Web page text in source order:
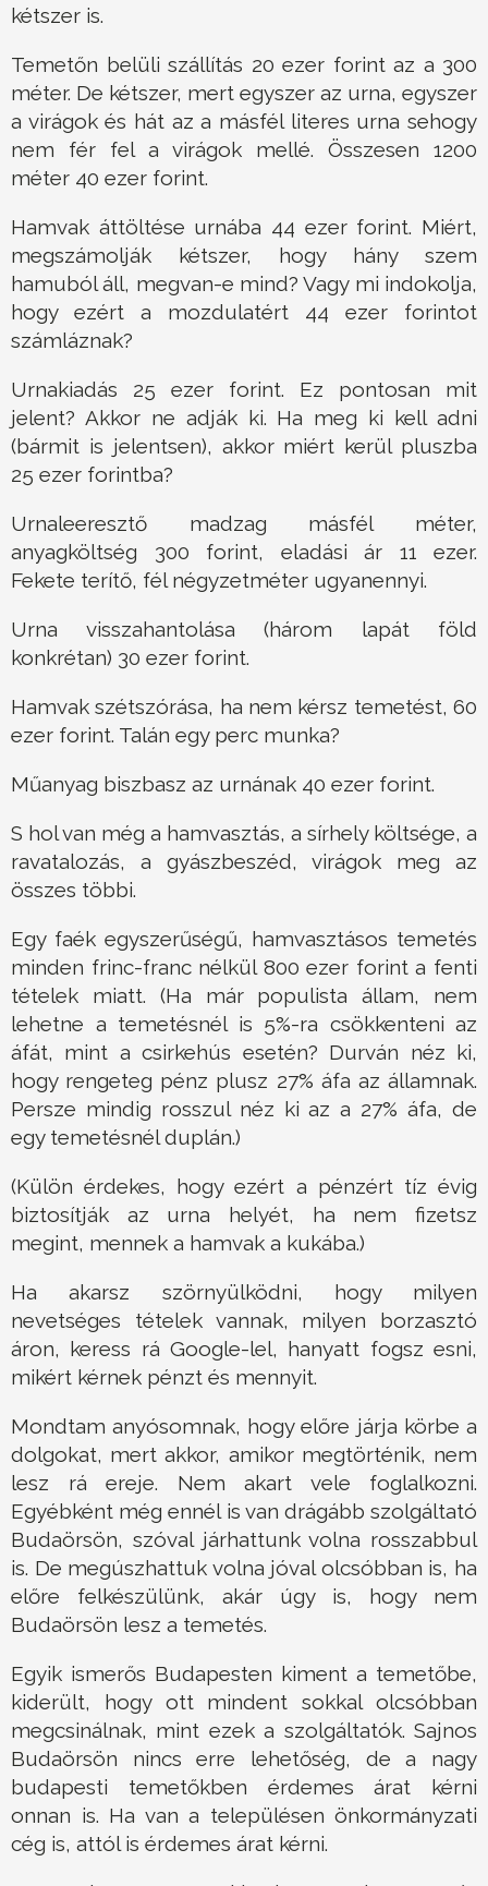
kétszer is.
Temetőn belüli szállítás 20 ezer forint az a 300
méter. De kétszer, mert egyszer az urna, egyszer
a virágok és hát az a másfél literes urna sehogy
nem fér fel a virágok mellé. Összesen 1200
méter 40 ezer forint.
Hamvak áttöltése urnába 44 ezer forint. Miért,
megszámolják kétszer, hogy hány szem
hamuból áll, megvan-e mind? Vagy mi indokolja,
hogy ezért a mozdulatért 44 ezer forintot
számláznak?
Urnakiadás 25 ezer forint. Ez pontosan mit
jelent? Akkor ne adják ki. Ha meg ki kell adni
(bármit is jelentsen), akkor miért kerül pluszba
25 ezer forintba?
Urnaleeresztő madzag másfél méter,
anyagköltség 300 forint, eladási ár 11 ezer.
Fekete terítő, fél négyzetméter ugyanennyi.
Urna visszahantolása (három lapát föld
konkrétan) 30 ezer forint.
Hamvak szétszórása, ha nem kérsz temetést, 60
ezer forint. Talán egy perc munka?
Műanyag biszbasz az urnának 40 ezer forint.
S hol van még a hamvasztás, a sírhely költsége, a
ravatalozás, a gyászbeszéd, virágok meg az
összes többi.
Egy faék egyszerűségű, hamvasztásos temetés
minden frinc-franc nélkül 800 ezer forint a fenti
tételek miatt. (Ha már populista állam, nem
lehetne a temetésnél is 5%-ra csökkenteni az
áfát, mint a csirkehús esetén? Durván néz ki,
hogy rengeteg pénz plusz 27% áfa az államnak.
Persze mindig rosszul néz ki az a 27% áfa, de
egy temetésnél duplán.)
(Külön érdekes, hogy ezért a pénzért tíz évig
biztosítják az urna helyét, ha nem fizetsz
megint, mennek a hamvak a kukába.)
Ha akarsz szörnyülködni, hogy milyen
nevetséges tételek vannak, milyen borzasztó
áron, keress rá Google-lel, hanyatt fogsz esni,
mikért kérnek pénzt és mennyit.
Mondtam anyósomnak, hogy előre járja körbe a
dolgokat, mert akkor, amikor megtörténik, nem
lesz rá ereje. Nem akart vele foglalkozni.
Egyébként még ennél is van drágább szolgáltató
Budaörsön, szóval járhattunk volna rosszabbul
is. De megúszhattuk volna jóval olcsóbban is, ha
előre felkészülünk, akár úgy is, hogy nem
Budaörsön lesz a temetés.
Egyik ismerős Budapesten kiment a temetőbe,
kiderült, hogy ott mindent sokkal olcsóbban
megcsinálnak, mint ezek a szolgáltatók. Sajnos
Budaörsön nincs erre lehetőség, de a nagy
budapesti temetőkben érdemes árat kérni
onnan is. Ha van a településen önkormányzati
cég is, attól is érdemes árat kérni.